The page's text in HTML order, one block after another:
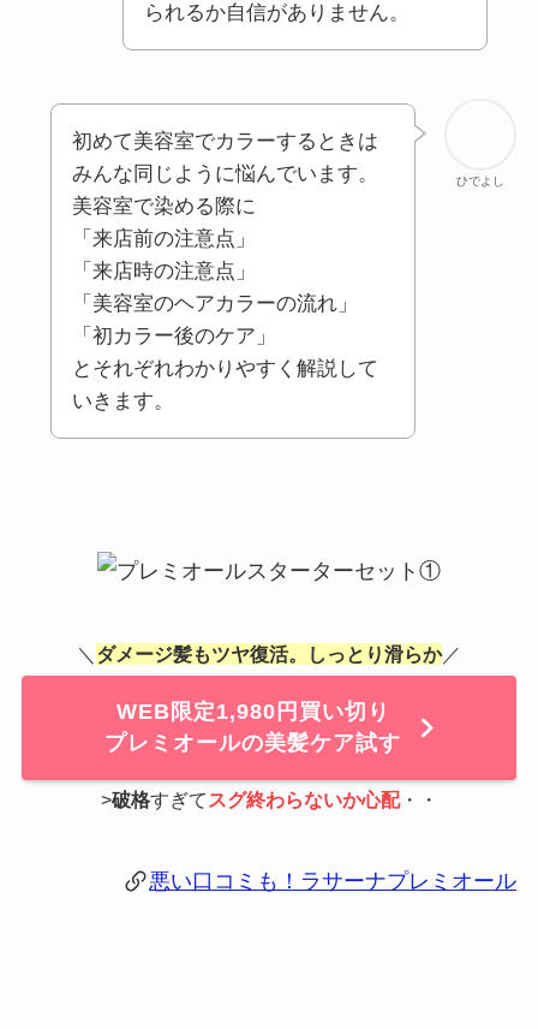
られるか自信がありません。
ひでよし
初めて美容室でカラーするときは
みんな同じように悩んでいます。
美容室で染める際に
「来店前の注意点」
「来店時の注意点」
「美容室のヘアカラーの流れ」
「初カラー後のケア」
とそれぞれわかりやすく解説して
いきます。
＼ ダメージ髪もツヤ復活。しっとり滑らか／
WEB限定1,980円買い切り
プレミオールの美髪ケア試す
>破格すぎて スグ終わらないか心配・・
悪い口コミも！ラサーナプレミオール